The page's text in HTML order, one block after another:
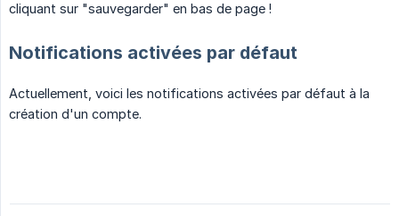
cliquant sur "sauvegarder" en bas de page !
Notifications activées par défaut
Actuellement, voici les notifications activées par défaut à la
création d'un compte.